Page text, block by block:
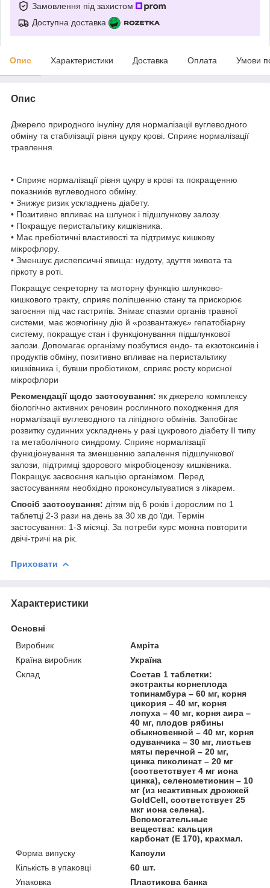
Замовлення під захистом
Доступна доставка
Опис Характеристики Доставка Оплата Умови
Опис
Джерело природного інуліну для нормалізації вуглеводного
обміну та стабілізації рівня цукру крові. Сприяє нормалізації
травлення.
• Сприяє нормалізації рівня цукру в крові та покращенню
показників вуглеводного обміну.
• Знижує ризик ускладнень діабету.
• Позитивно впливає на шлунок і підшлункову залозу.
• Покращує перистальтику кишківника.
• Має пребіотичні властивості та підтримує кишкову
мікрофлору.
• Зменшує диспепсичні явища: нудоту, здуття живота та
гіркоту в роті.
Покращує секреторну та моторну функцію шлунково-
кишкового тракту, сприяє поліпшенню стану та прискорює
загоєння під час гастритів. Знімає спазми органів травної
системи, має жовчогінну дію й «розвантажує» гепатобіарну
систему, покращує стан і функціонування підшлункової
залози. Допомагає організму позбутися ендо- та екзотоксинів і
продуктів обміну, позитивно впливає на перистальтику
кишківника і, бувши пробіотиком, сприяє росту корисної
мікрофлори
Рекомендації щодо застосування: як джерело комплексу
біологічно активних речовин рослинного походження для
нормалізації вуглеводного та ліпідного обмінів. Запобігає
розвитку судинних ускладнень у разі цукрового діабету II типу
та метаболічного синдрому. Сприяє нормалізації
функціонування та зменшенню запалення підшлункової
залози, підтримці здорового мікробіоценозу кишківника.
Покращує засвоєння кальцію організмом. Перед
застосуванням необхідно проконсультуватися з лікарем.
Спосіб застосування: дітям від 6 років і дорослим по 1
таблетці 2-3 рази на день за 30 хв до їди. Термін
застосування: 1-3 місяці. За потреби курс можна повторити
двічі-тричі на рік.
Приховати
Характеристики
Основні
Виробник
Амріта
Країна виробник
Україна
Склад
Состав 1 таблетки:
экстракты корнеплода
топинамбура – 60 мг, корня
цикория – 40 мг, корня
лопуха – 40 мг, корня аира –
40 мг, плодов рябины
обыкновенной – 40 мг, корня
одуванчика – 30 мг, листьев
мяты перечной – 20 мг,
цинка пиколинат – 20 мг
(соответствует 4 мг иона
цинка), селенометионин – 10
мг (из неактивных дрожжей
GoldCell, соответствует 25
мкг иона селена).
Вспомогательные
вещества: кальция
карбонат (Е 170), крахмал.
Форма випуску
Капсули
Кількість в упаковці
60 шт.
Упаковка
Пластикова банка